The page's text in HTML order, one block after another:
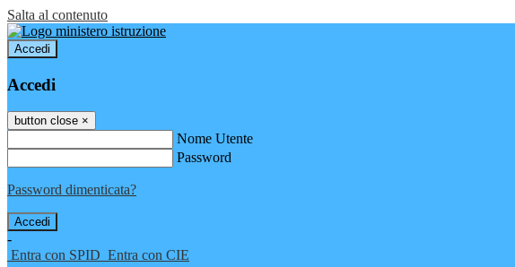
Salta al contenuto
Accedi
Accedi
button close ×
Nome Utente
Password
Password dimenticata?
-
Entra con SPID Entra con CIE